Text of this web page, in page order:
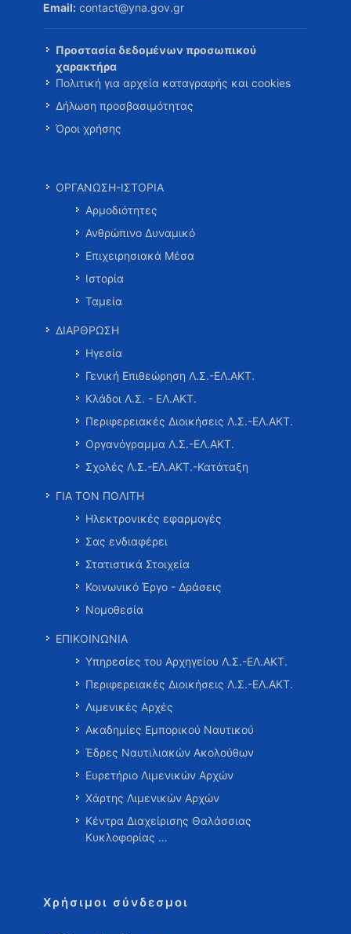
Email: contact@yna.gov.gr
Προστασία δεδομένων προσωπικού
χαρακτήρα
Πολιτική για αρχεία καταγραφής και cookies
Δήλωση προσβασιμότητας
Όροι χρήσης
ΟΡΓΑΝΩΣΗ-ΙΣΤΟΡΙΑ
Αρμοδιότητες
Ανθρώπινο Δυναμικό
Επιχειρησιακά Μέσα
Ιστορία
Ταμεία
ΔΙΑΡΘΡΩΣΗ
Ηγεσία
Γενική Επιθεώρηση Λ.Σ.-ΕΛ.ΑΚΤ.
Κλάδοι Λ.Σ. - ΕΛ.ΑΚΤ.
Περιφερειακές Διοικήσεις Λ.Σ.-ΕΛ.ΑΚΤ.
Οργανόγραμμα Λ.Σ.-ΕΛ.ΑΚΤ.
Σχολές Λ.Σ.-ΕΛ.ΑΚΤ.-Κατάταξη
ΓΙΑ ΤΟΝ ΠΟΛΙΤΗ
Ηλεκτρονικές εφαρμογές
Σας ενδιαφέρει
Στατιστικά Στοιχεία
Κοινωνικό Έργο - Δράσεις
Νομοθεσία
ΕΠΙΚΟΙΝΩΝΙΑ
Υπηρεσίες του Αρχηγείου Λ.Σ.-ΕΛ.ΑΚΤ.
Περιφερειακές Διοικήσεις Λ.Σ.-ΕΛ.ΑΚΤ.
Λιμενικές Αρχές
Ακαδημίες Εμπορικού Ναυτικού
Έδρες Ναυτιλιακών Ακολούθων
Ευρετήριο Λιμενικών Αρχών
Χάρτης Λιμενικών Αρχών
Κέντρα Διαχείρισης Θαλάσσιας
Κυκλοφορίας …
Χρήσιμοι σύνδεσμοι